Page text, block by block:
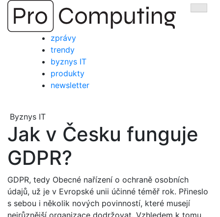
Přejít
obsah
zprávy
trendy
byznys IT
produkty
newsletter
Byznys IT
Jak v Česku funguje
GDPR?
GDPR, tedy Obecné nařízení o ochraně osobních
údajů, už je v Evropské unii účinné téměř rok. Přineslo
s sebou i několik nových povinností, které musejí
nejrůznější organizace dodržovat. Vzhledem k tomu,